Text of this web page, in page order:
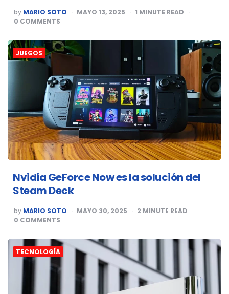
POSTED
BY
by MARIO SOTO MAYO 13, 2025 1 MINUTE READ
0 COMMENTS
JUEGOS
Nvidia GeForce Now es la solución del
Steam Deck
POSTED
BY
by MARIO SOTO MAYO 30, 2025 2 MINUTE READ
0 COMMENTS
TECNOLOGÍA